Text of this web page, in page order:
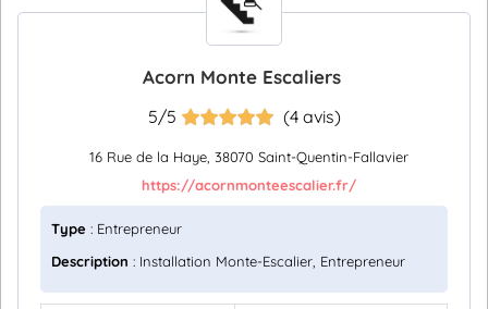
Acorn Monte Escaliers
5/5 (4 avis)
16 Rue de la Haye, 38070 Saint-Quentin-Fallavier
https://acornmonteescalier.fr/
Type : Entrepreneur
Description : Installation Monte-Escalier, Entrepreneur